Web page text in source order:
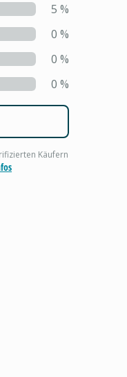
5 %
0 %
0 %
0 %
Käufern